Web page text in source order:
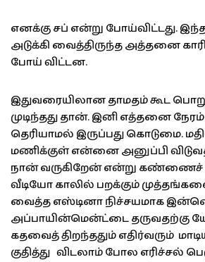
எனக்கு சப் என்று போய்விட்டது.
அடுக்கி வைத்திருந்த அத்தனை
போய் விட்டன.
இதுவரையிலான தாமதம் கூட
முடிந்தது தான். இனி எத்தனை
தெரியாமல் இருப்பது கொடுமை.
மணிக்குள் என்னை அனுப்பி
நான் வருகிறேன் என்று கண்ணைச்
வீடியோ காலில் பறக்கும்
வைத்த எஸ்டினா நிச்சயமாக
அப்பாயின்மென்ட்டை தருவதற்கு
கதவைத் திறந்ததும் எதிர்வரும்
குதித்து விடலாம் போல எரிச்சல்